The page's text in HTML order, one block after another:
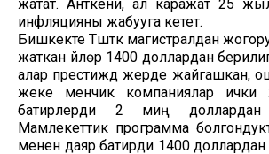
жатат. Анткени, ал каражат 25
инфляцияны жабууга кетет.
Бишкекте Түштүк магистралдан
жаткан үйлөр 1400 доллардан
алар престиждүү жерде жайгашкан,
жеке менчик компаниялар ички
батирлерди 2 миң
Мамлекеттик программа
менен даяр батирди 1400